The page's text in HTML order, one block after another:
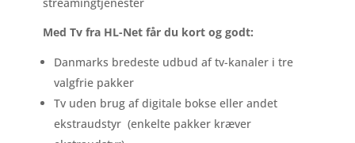
Med Tv fra HL-Net får du kort og godt:
Danmarks bredeste udbud af tv-kanaler i tre
valgfrie pakker
Tv uden brug af digitale bokse eller andet
ekstraudstyr (enkelte pakker kræver